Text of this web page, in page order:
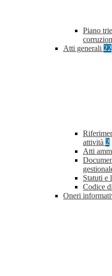
Piano
Atti generali 22
attività 2
Atti
Statuti e
Codice
Oneri